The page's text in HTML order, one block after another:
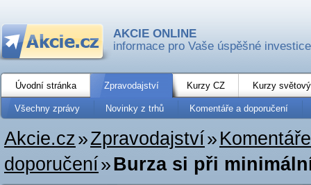
AKCIE ONLINE
informace pro Vaše úspěšné investice
Úvodní stránka Zpravodajství Kurzy CZ Kurzy
Všechny zprávy Novinky z trhů Komentáře a doporučení
Akcie.cz»Zpravodajství»
doporučení»Burza si při